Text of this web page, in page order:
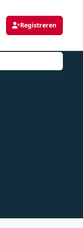
Registreren